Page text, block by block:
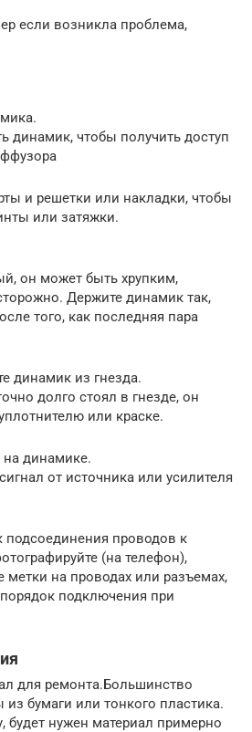
если возникла проблема,
динамик, чтобы получить доступ
и решетки или накладки, чтобы
или затяжки.
он может быть хрупким,
Держите динамик так,
того, как последняя пара
динамик из гнезда.
долго стоял в гнезде, он
или краске.
динамике.
от источника или усилителя
подсоединения проводов к
(на телефон),
метки на проводах или разъемах,
подключения при
для ремонта.Большинство
бумаги или тонкого пластика.
будет нужен материал примерно